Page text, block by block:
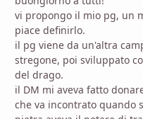
vi propongo il mio pg, un
piace definirlo.
il pg viene da un'altra
stregone, poi sviluppato
del drago.
il DM mi aveva fatto
che va incontrato quando